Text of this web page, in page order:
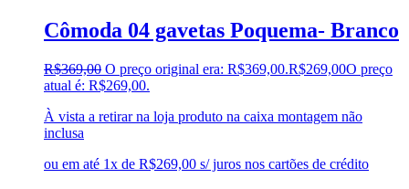
Cômoda 04 gavetas Poquema- Branco
R$369,00 O preço original era: R$369,00.R$269,00O preço
atual é: R$269,00.
À vista a retirar na loja produto na caixa montagem não
inclusa
ou em até 1x de R$269,00 s/ juros nos cartões de crédito